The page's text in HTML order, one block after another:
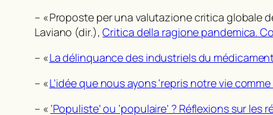
– « Proposte per una valutazione critica globale
Laviano (dir.),Critica della ragione pandemica.
– «La délinquance des industriels du
– «L’idée que nous ayons ‘repris notre vie
– « ‘Populiste’ ou ‘populaire’ ? Réflexions sur